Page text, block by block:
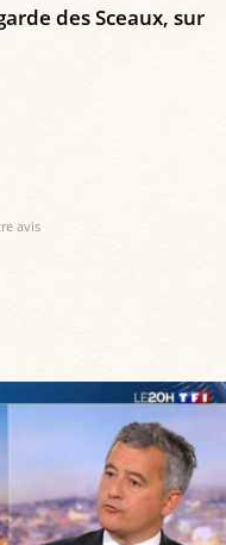
des Sceaux, sur
avis